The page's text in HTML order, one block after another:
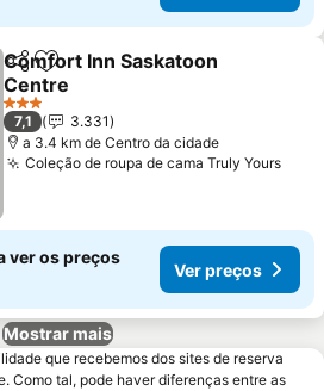
PartilharAdicionar aos favoritos
Comfort Inn Saskatoon
Centre
Ver preços
3 Estrelas
7,1
3.331
a 3.4 km de Centro da cidade
Coleção de roupa de cama Truly YoursVer
ver os preços
Ver preços
Mostrar mais
que recebemos dos sites de reserva
Como tal, pode haver diferenças entre as